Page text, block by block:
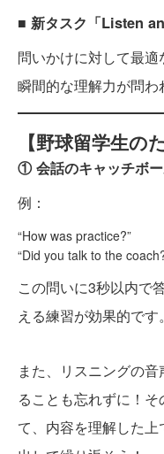
■ 新タスク「Listen
問いかけに対して最適
瞬間的な理解力が問わ
【野球留学生の
① 会話のキャッチボ
例：
“How was practice?”
“Did you talk to the
この問いに3秒以内で
える練習が効果的です。
また、リスニングの
ることも忘れずに！
て、内容を理解した